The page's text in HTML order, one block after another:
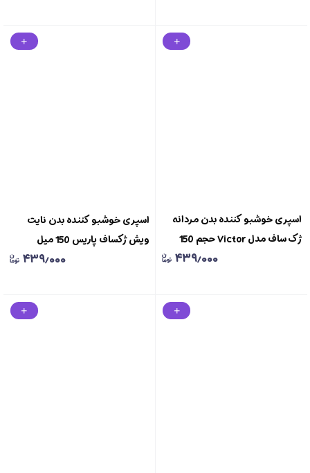
اسپری خوشبو کننده بدن مردانه
ژک ساف مدل Victor حجم 150
میلی لیتر Jacsaf Victor Body
۴۳۹٫۰۰۰
اسپری خوشبو کننده بدن نایت
ویش ژکساف پاریس 150 میل
۴۳۹٫۰۰۰